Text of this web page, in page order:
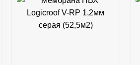
В
КОРЗИНУ